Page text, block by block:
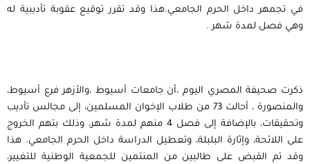
في تجمهر داخل الحرم الجامعي.هذا وقد تقرر توقيع عقوبة تأديبية له
وهي فصل لمدة شهر .
ذكرت صحيفة المصري اليوم ،أن جامعات أسيوط ،والأزهر فرع أسيوط،
والمنصورة ، أحالت 73 من طلاب الإخوان المسلمين، إلى مجالس تأديب
وتحقيقات، بالإضافة إلى فصل 4 منهم لمدة شهر، وذلك بتهم الخروج
على اللائحة، وإثارة البلبلة، وتعطيل الدراسة داخل الحرم الجامعي. هذا
وقد تم القبض على طالبين من المنتمين للجمعية الوطنية للتغيير،